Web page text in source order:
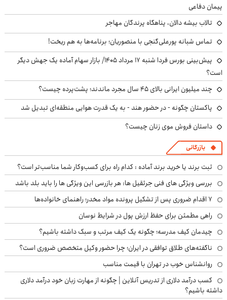
پیمان دفاعی
تالاب بیشه دالان، پناهگاه پرندگان مهاجر
تماس شبانه پورعلی‌گنجی با منصوریان؛ برنامه‌ها به هم ریخت!
پیش‌بینی بورس فردا شنبه ۱۷ مرداد ۱۴۰۵/ بازار سهام آماده یک جهش دیگر
است؟
چند میلیون ایرانی بالای ۴۵ سال مجرد ماندند؛ پشت‌پرده چیست؟
پاکستان چگونه - در حضور هند - به یک قدرت هوایی منطقه‌ای تبدیل شد
داستان فروش موی زنان چیست؟
بازرگانی
ثبت برند یا خرید برند آماده : کدام راه برای کسب‌وکار شما مناسب‌تر است؟
بررسی ویژگی های فنی جرثقیل ها: هر بازرسی این ویژگی ها را باید بلد باشد
۷ اقدام ضروری پس از تشکیل پرونده مواد مخدر؛ راهنمای خانواده‌ها
راهی مطمئن برای حفظ ارزش پول در شرایط نوسان
چیدمان کیف مدرسه؛ چگونه یک کیف مرتب و سبک داشته باشیم؟
ناگفته‌های طلاق توافقی در ایران؛ چرا حضور وکیل متخصص ضروری است؟
روانشناس خوب در تهران با قیمت مناسب
کسب درآمد دلاری از تدریس آنلاین | چگونه از مهارت زبان خود درآمد دلاری
داشته باشیم؟